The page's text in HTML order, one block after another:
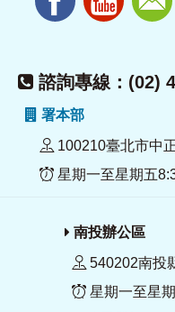
諮詢專線：(02)
署本部
100210臺北市中
星期一至星期五
南投辦公區
540202南投
星期一至星